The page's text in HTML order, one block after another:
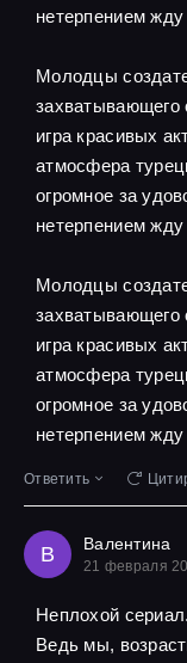
нетерпением
Молодцы
захватывающего
игра красивых
атмосфера
огромное за
нетерпением
Молодцы
захватывающего
игра красивых
атмосфера
огромное за
нетерпением
Ответить
В Валентина
21 февраля
Неплохой
Ведь мы,